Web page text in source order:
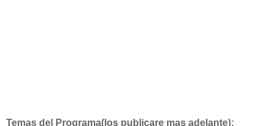
Temas del Programa(los publicare mas adelante):